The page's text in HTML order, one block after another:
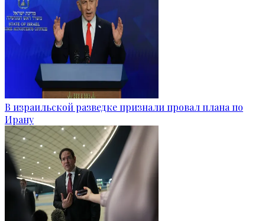
В израильской разведке признали провал плана по
Ирану